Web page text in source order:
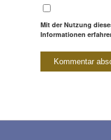
Mit der Nutzung
Informationen